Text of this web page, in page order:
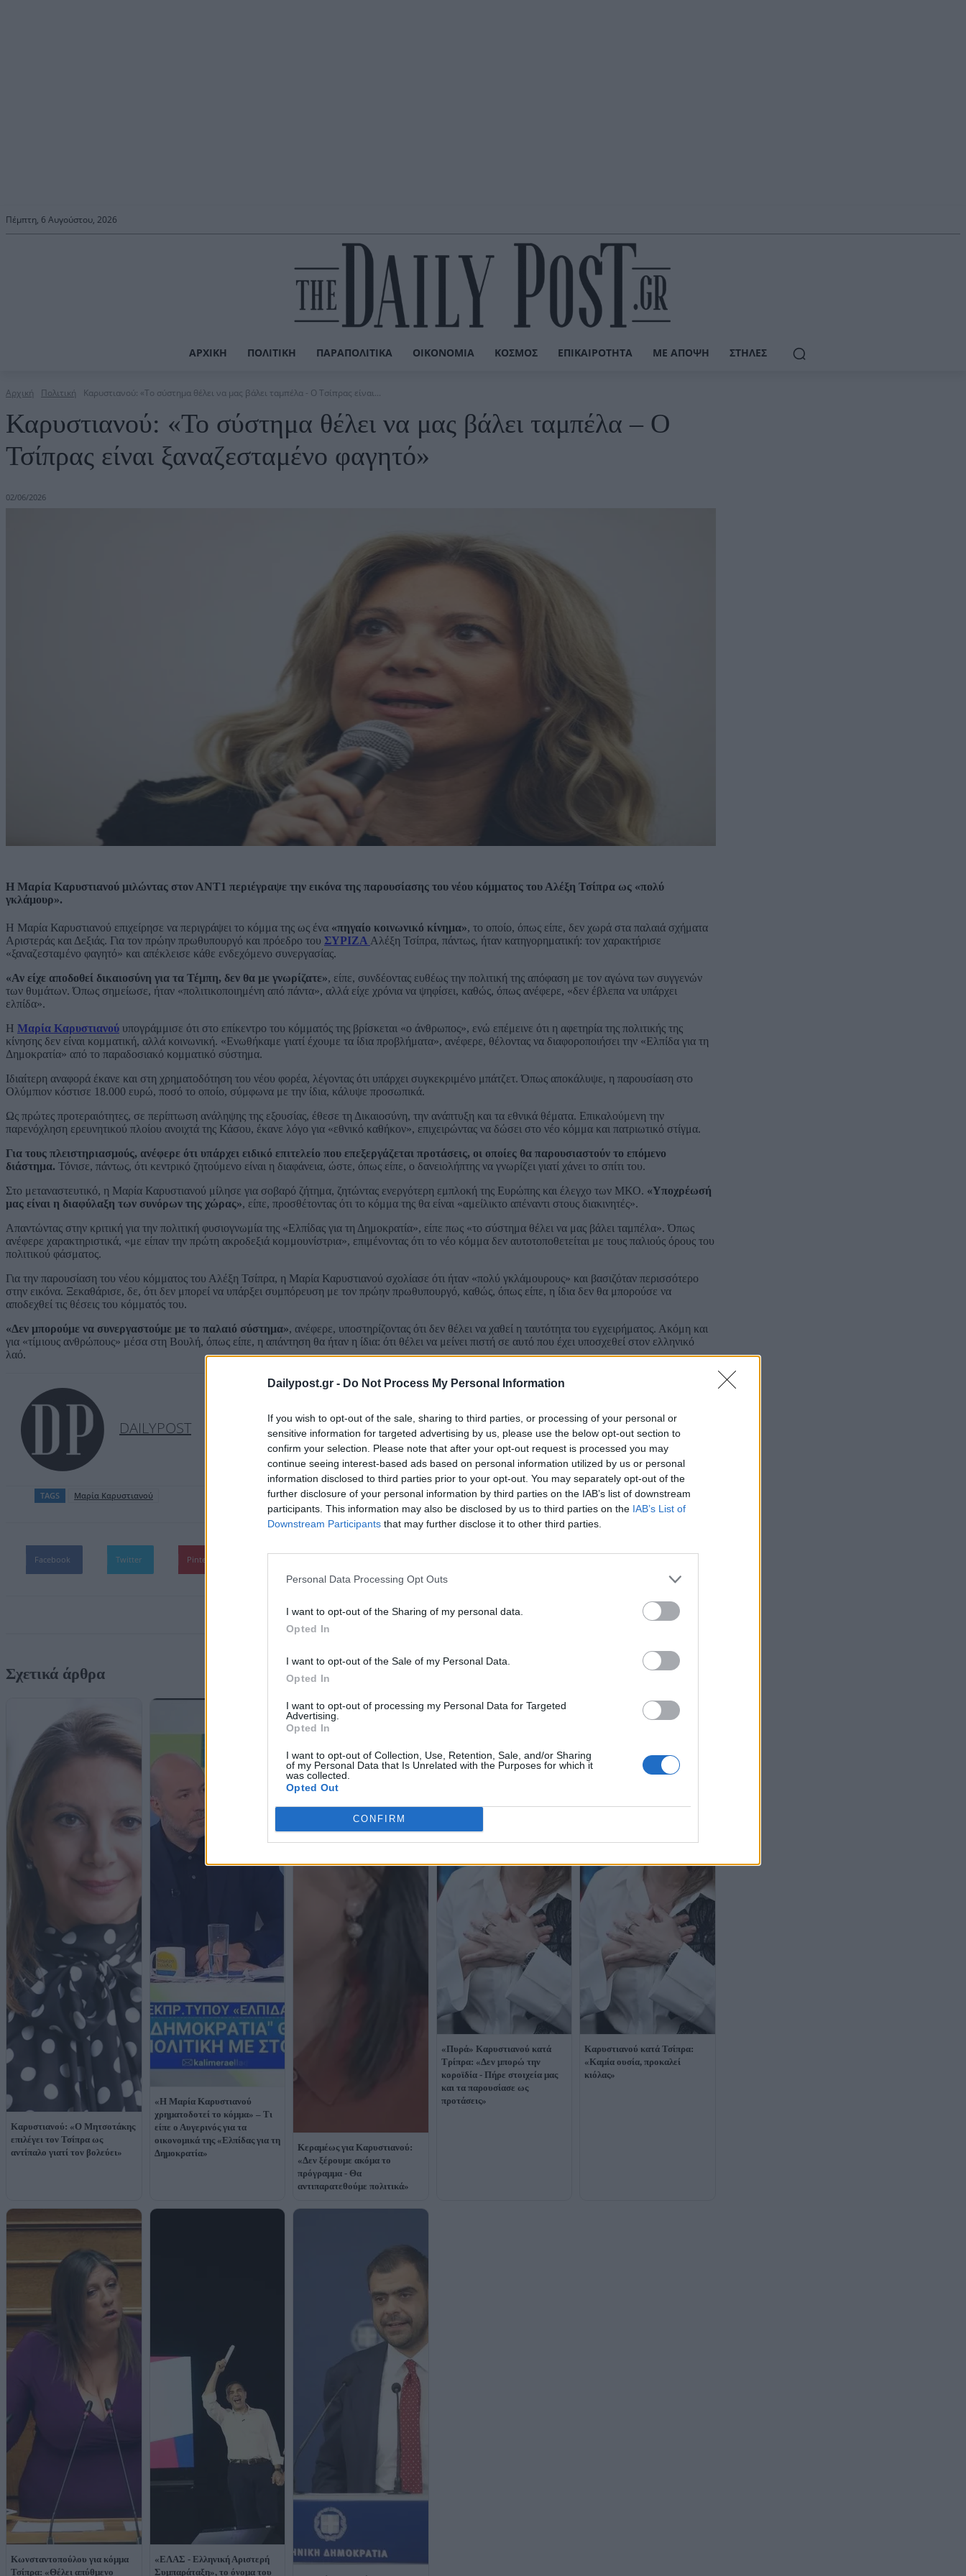
Dailypost.gr - Do Not Process My Personal Information
If you wish to opt-out of the sale, sharing to third parties, or processing of your personal or
sensitive information for targeted advertising by us, please use the below opt-out section to
confirm your selection. Please note that after your opt-out request is processed you may
continue seeing interest-based ads based on personal information utilized by us or personal
information disclosed to third parties prior to your opt-out. You may separately opt-out of the
further disclosure of your personal information by third parties on the IAB’s list of downstream
participants. This information may also be disclosed by us to third parties on the IAB’s List of
Downstream Participants that may further disclose it to other third parties.
Personal Data Processing Opt Outs
I want to opt-out of the Sharing of my personal data.
Opted In
I want to opt-out of the Sale of my Personal Data.
Opted In
I want to opt-out of processing my Personal Data for Targeted
Advertising.
Opted In
I want to opt-out of Collection, Use, Retention, Sale, and/or Sharing
of my Personal Data that Is Unrelated with the Purposes for which it
was collected.
Opted Out
CONFIRM
Πέμπτη, 6 Αυγούστου, 2026
ΑΡΧΙΚΉ ΠΟΛΙΤΙΚΉ ΠΑΡΑΠΟΛΙΤΙΚΆ ΟΙΚΟΝΟΜΊΑ ΚΌΣΜΟΣ ΕΠΙΚΑΙΡΌΤΗΤΑ ΜΕ ΆΠΟΨΗ ΣΤΉΛΕΣ
Αρχική Πολιτική Καρυστιανού: «Το σύστημα θέλει να μας βάλει ταμπέλα - Ο Τσίπρας είναι...
Καρυστιανού: «Το σύστημα θέλει να μας βάλει ταμπέλα – Ο
Τσίπρας είναι ξαναζεσταμένο φαγητό»
02/06/2026
Η Μαρία Καρυστιανού μιλώντας στον ΑΝΤ1 περιέγραψε την εικόνα της παρουσίασης του νέου κόμματος του Αλέξη Τσίπρα ως «πολύ
γκλάμουρ».
Η Μαρία Καρυστιανού επιχείρησε να περιγράψει το κόμμα της ως ένα «πηγαίο κοινωνικό κίνημα», το οποίο, όπως είπε, δεν χωρά στα παλαιά σχήματα
Αριστεράς και Δεξιάς. Για τον πρώην πρωθυπουργό και πρόεδρο του ΣΥΡΙΖΑ Αλέξη Τσίπρα, πάντως, ήταν κατηγορηματική: τον χαρακτήρισε
«ξαναζεσταμένο φαγητό» και απέκλεισε κάθε ενδεχόμενο συνεργασίας.
«Αν είχε αποδοθεί δικαιοσύνη για τα Τέμπη, δεν θα με γνωρίζατε», είπε, συνδέοντας ευθέως την πολιτική της απόφαση με τον αγώνα των συγγενών
των θυμάτων. Όπως σημείωσε, ήταν «πολιτικοποιημένη από πάντα», αλλά είχε χρόνια να ψηφίσει, καθώς, όπως ανέφερε, «δεν έβλεπα να υπάρχει
ελπίδα».
Η Μαρία Καρυστιανού υπογράμμισε ότι στο επίκεντρο του κόμματός της βρίσκεται «ο άνθρωπος», ενώ επέμεινε ότι η αφετηρία της πολιτικής της
κίνησης δεν είναι κομματική, αλλά κοινωνική. «Ενωθήκαμε γιατί έχουμε τα ίδια προβλήματα», ανέφερε, θέλοντας να διαφοροποιήσει την «Ελπίδα για τη
Δημοκρατία» από το παραδοσιακό κομματικό σύστημα.
Ιδιαίτερη αναφορά έκανε και στη χρηματοδότηση του νέου φορέα, λέγοντας ότι υπάρχει συγκεκριμένο μπάτζετ. Όπως αποκάλυψε, η παρουσίαση στο
Ολύμπιον κόστισε 18.000 ευρώ, ποσό το οποίο, σύμφωνα με την ίδια, κάλυψε προσωπικά.
Ως πρώτες προτεραιότητες, σε περίπτωση ανάληψης της εξουσίας, έθεσε τη Δικαιοσύνη, την ανάπτυξη και τα εθνικά θέματα. Επικαλούμενη την
παρενόχληση ερευνητικού πλοίου ανοιχτά της Κάσου, έκανε λόγο για «εθνικό καθήκον», επιχειρώντας να δώσει στο νέο κόμμα και πατριωτικό στίγμα.
Για τους πλειστηριασμούς, ανέφερε ότι υπάρχει ειδικό επιτελείο που επεξεργάζεται προτάσεις, οι οποίες θα παρουσιαστούν το επόμενο
διάστημα. Τόνισε, πάντως, ότι κεντρικό ζητούμενο είναι η διαφάνεια, ώστε, όπως είπε, ο δανειολήπτης να γνωρίζει γιατί χάνει το σπίτι του.
Στο μεταναστευτικό, η Μαρία Καρυστιανού μίλησε για σοβαρό ζήτημα, ζητώντας ενεργότερη εμπλοκή της Ευρώπης και έλεγχο των ΜΚΟ. «Υποχρέωσή
μας είναι η διαφύλαξη των συνόρων της χώρας», είπε, προσθέτοντας ότι το κόμμα της θα είναι «αμείλικτο απέναντι στους διακινητές».
Απαντώντας στην κριτική για την πολιτική φυσιογνωμία της «Ελπίδας για τη Δημοκρατία», είπε πως «το σύστημα θέλει να μας βάλει ταμπέλα». Όπως
ανέφερε χαρακτηριστικά, «με είπαν την πρώτη ακροδεξιά κομμουνίστρια», επιμένοντας ότι το νέο κόμμα δεν αυτοτοποθετείται με τους παλιούς όρους του
πολιτικού φάσματος.
Για την παρουσίαση του νέου κόμματος του Αλέξη Τσίπρα, η Μαρία Καρυστιανού σχολίασε ότι ήταν «πολύ γκλάμουρους» και βασιζόταν περισσότερο
στην εικόνα. Ξεκαθάρισε, δε, ότι δεν μπορεί να υπάρξει συμπόρευση με τον πρώην πρωθυπουργό, καθώς, όπως είπε, η ίδια δεν θα μπορούσε να
αποδεχθεί τις θέσεις του κόμματός του.
«Δεν μπορούμε να συνεργαστούμε με το παλαιό σύστημα», ανέφερε, υποστηρίζοντας ότι δεν θέλει να χαθεί η ταυτότητα του εγχειρήματος. Ακόμη και
για «τίμιους ανθρώπους» μέσα στη Βουλή, όπως είπε, η απάντηση θα ήταν η ίδια: ότι θέλει να μείνει πιστή σε αυτό που έχει υποσχεθεί στον ελληνικό
λαό.
DAILYPOST
TAGS Μαρία Καρυστιανού
Facebook Twitter Pinterest
Σχετικά άρθρα
Καρυστιανού: «Ο Μητσοτάκης
επιλέγει τον Τσίπρα ως
αντίπαλο γιατί τον βολεύει»
«Η Μαρία Καρυστιανού
χρηματοδοτεί το κόμμα» – Τι
είπε ο Αυγερινός για τα
οικονομικά της «Ελπίδας για τη
Δημοκρατία»
Κεραμέως για Καρυστιανού:
«Δεν ξέρουμε ακόμα το
πρόγραμμα - Θα
αντιπαρατεθούμε πολιτικά»
«Πυρά» Καρυστιανού κατά
Τρίπρα: «Δεν μπορώ την
κοροϊδία - Πήρε στοιχεία μας
και τα παρουσίασε ως
προτάσεις»
Καρυστιανού κατά Τσίπρα:
«Καμία ουσία, προκαλεί
κιόλας»
Κωνσταντοπούλου για κόμμα
Τσίπρα: «Θέλει απύθμενο
«ΕΛΑΣ - Ελληνική Αριστερή
Συμπαράταξη», το όνομα του